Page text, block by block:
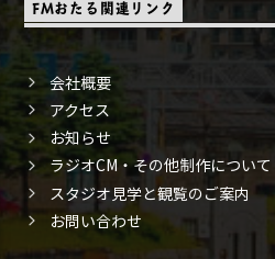
FMおたる関連リンク
会社概要
アクセス
お知らせ
ラジオCM・その他制作について
スタジオ見学と観覧のご案内
お問い合わせ